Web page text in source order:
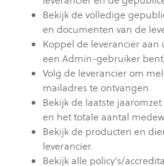
Bekijk de volledige
en documenten van de
Koppel de leverancier aan
een Admin-gebruiker
Volg de leverancier om
mailadres te ontvangen.
Bekijk de laatste
en het totale aantal
Bekijk de producten en
leverancier.
Bekijk alle policy's/